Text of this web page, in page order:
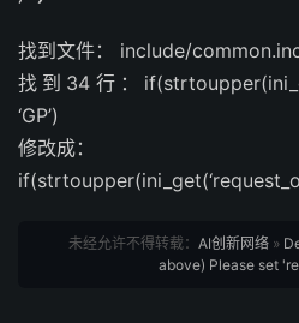
找到文件： include/
找到34行：
‘GP’)
修改成：
未经允许不得转载： AI创新网络»
above) Please set